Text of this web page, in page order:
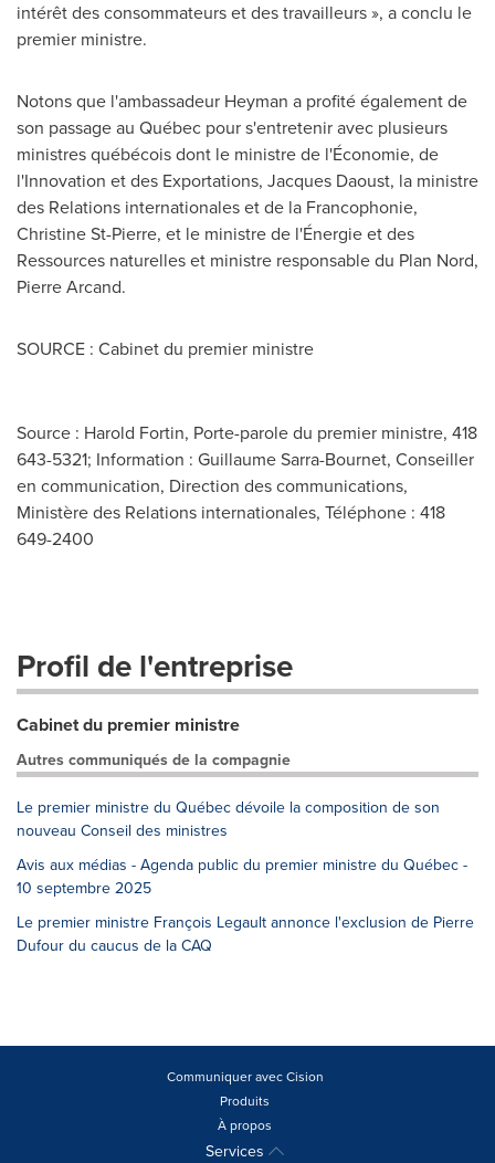
intérêt des consommateurs et des travailleurs », a conclu le
premier ministre.
Notons que l'ambassadeur Heyman a profité également de
son passage au Québec pour s'entretenir avec plusieurs
ministres québécois dont le ministre de l'Économie, de
l'Innovation et des Exportations, Jacques Daoust, la ministre
des Relations internationales et de la Francophonie,
Christine St-Pierre, et le ministre de l'Énergie et des
Ressources naturelles et ministre responsable du Plan Nord,
Pierre Arcand.
SOURCE : Cabinet du premier ministre
Source : Harold Fortin, Porte-parole du premier ministre, 418
643-5321; Information : Guillaume Sarra-Bournet, Conseiller
en communication, Direction des communications,
Ministère des Relations internationales, Téléphone : 418
649-2400
Profil de l'entreprise
Cabinet du premier ministre
Autres communiqués de la compagnie
Le premier ministre du Québec dévoile la composition de son
nouveau Conseil des ministres
Avis aux médias - Agenda public du premier ministre du Québec -
10 septembre 2025
Le premier ministre François Legault annonce l'exclusion de Pierre
Dufour du caucus de la CAQ
Communiquer avec Cision
Produits
À propos
Services